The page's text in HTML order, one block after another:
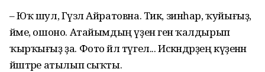
– Юҡ шул, Гүзәл Айратовна. Тик, зинһар, ҡуйығыҙ,
йәме, ошоно. Атайымдың үҙен генә ҡалдырып
ҡырҡығыҙ ҙа. Фото йәл түгел... Искәндәрҙең күҙенән
йәштәре атылып сыҡты.